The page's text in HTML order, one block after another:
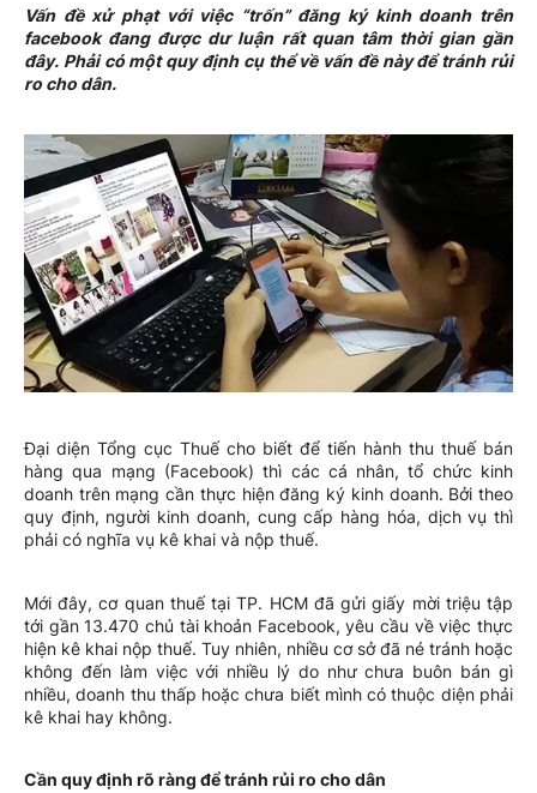
Vấn đề xử phạt với việc “trốn” đăng ký kinh doanh trên
facebook đang được dư luận rất quan tâm thời gian gần
đây. Phải có một quy định cụ thể về vấn đề này để tránh rủi
ro cho dân.
Đại diện Tổng cục Thuế cho biết để tiến hành thu thuế bán
hàng qua mạng (Facebook) thì các cá nhân, tổ chức kinh
doanh trên mạng cần thực hiện đăng ký kinh doanh. Bởi theo
quy định, người kinh doanh, cung cấp hàng hóa, dịch vụ thì
phải có nghĩa vụ kê khai và nộp thuế.
Mới đây, cơ quan thuế tại TP. HCM đã gửi giấy mời triệu tập
tới gần 13.470 chủ tài khoản Facebook, yêu cầu về việc thực
hiện kê khai nộp thuế. Tuy nhiên, nhiều cơ sở đã né tránh hoặc
không đến làm việc với nhiều lý do như chưa buôn bán gì
nhiều, doanh thu thấp hoặc chưa biết mình có thuộc diện phải
kê khai hay không.
Cần quy định rõ ràng để tránh rủi ro cho dân